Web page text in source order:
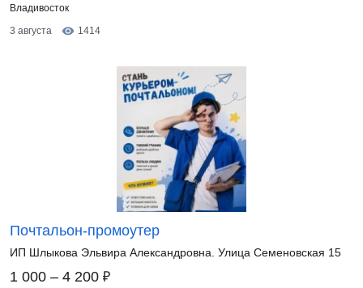
Владивосток
3 августа
1414
Почтальон-промоутер
ИП Шлыкова Эльвира Александровна. Улица Семеновская 15
1 000 – 4 200 ₽